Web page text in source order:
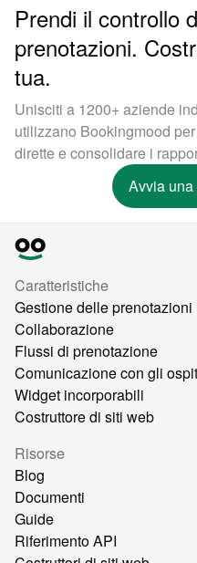
Prendi il controllo
prenotazioni.
tua.
Unisciti a 1200+ aziende
utilizzano Bookingmood
dirette e consolidare i
Avvia
Caratteristiche
Gestione delle prenotazioni
Collaborazione
Flussi di prenotazione
Comunicazione con gli
Widget incorporabili
Costruttore di siti web
Risorse
Blog
Documenti
Guide
Riferimento API